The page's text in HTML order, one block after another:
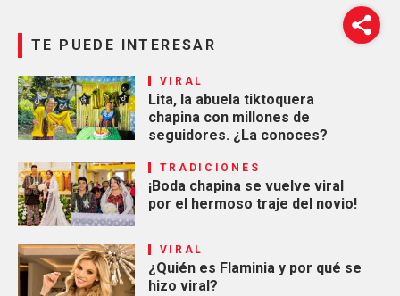
TE PUEDE INTERESAR
VIRAL
Lita, la abuela tiktoquera
chapina con millones de
seguidores. ¿La conoces?
TRADICIONES
¡Boda chapina se vuelve viral
por el hermoso traje del novio!
VIRAL
¿Quién es Flaminia y por qué se
hizo viral?